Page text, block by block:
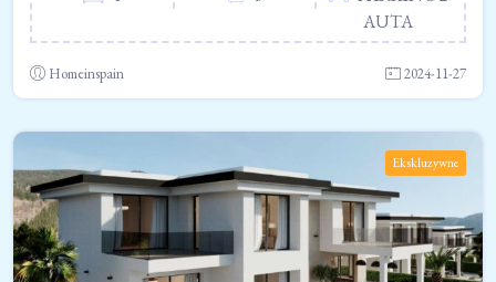
AUTA
Homeinspain 2024-11-27
Ekskluzywne